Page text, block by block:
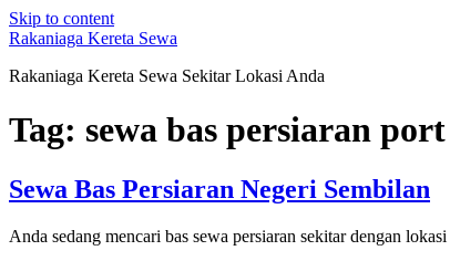
Skip to content
Rakaniaga Kereta Sewa
Rakaniaga Kereta Sewa Sekitar Lokasi Anda
Tag: sewa bas persiaran
Sewa Bas Persiaran Negeri Sembilan
Anda sedang mencari bas sewa persiaran sekitar dengan